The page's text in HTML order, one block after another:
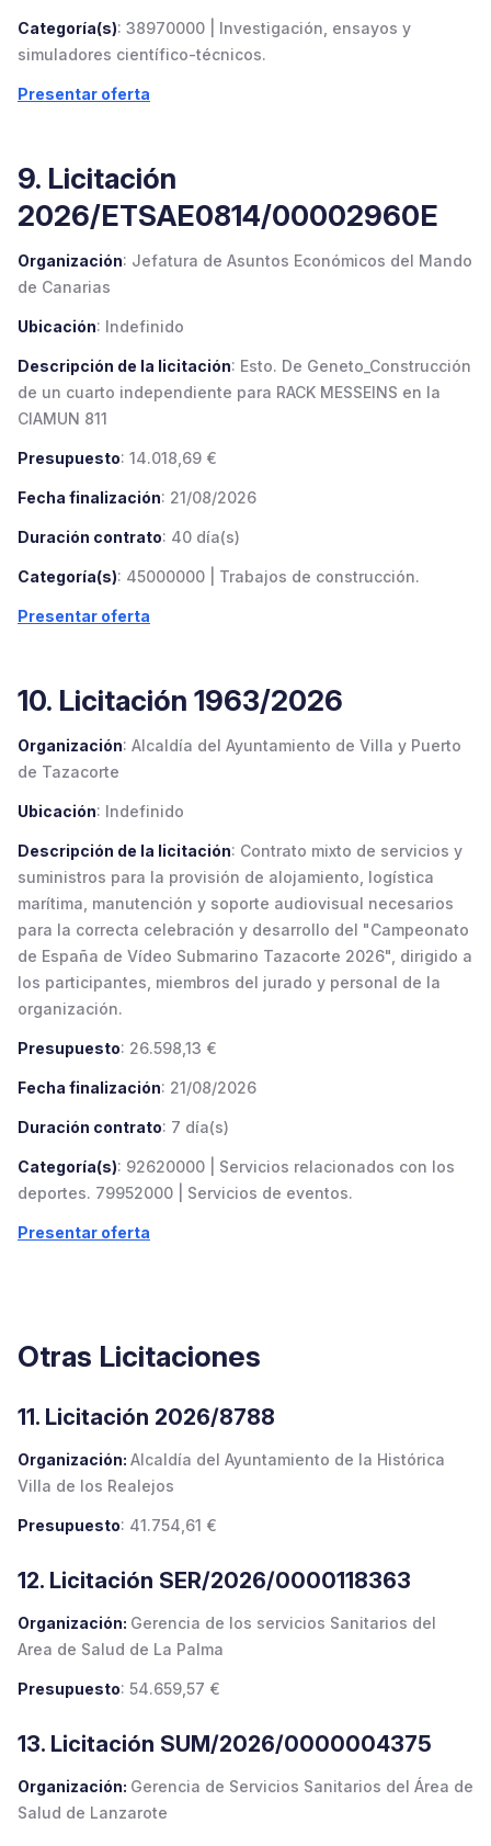
Categoría(s): 38970000 | Investigación, ensayos y
simuladores científico-técnicos.
Presentar oferta
9. Licitación
2026/ETSAE0814/00002960E
Organización: Jefatura de Asuntos Económicos del Mando
de Canarias
Ubicación: Indefinido
Descripción de la licitación: Esto. De Geneto_Construcción
de un cuarto independiente para RACK MESSEINS en la
CIAMUN 811
Presupuesto: 14.018,69 €
Fecha finalización: 21/08/2026
Duración contrato: 40 día(s)
Categoría(s): 45000000 | Trabajos de construcción.
Presentar oferta
10. Licitación 1963/2026
Organización: Alcaldía del Ayuntamiento de Villa y Puerto
de Tazacorte
Ubicación: Indefinido
Descripción de la licitación: Contrato mixto de servicios y
suministros para la provisión de alojamiento, logística
marítima, manutención y soporte audiovisual necesarios
para la correcta celebración y desarrollo del "Campeonato
de España de Vídeo Submarino Tazacorte 2026", dirigido a
los participantes, miembros del jurado y personal de la
organización.
Presupuesto: 26.598,13 €
Fecha finalización: 21/08/2026
Duración contrato: 7 día(s)
Categoría(s): 92620000 | Servicios relacionados con los
deportes. 79952000 | Servicios de eventos.
Presentar oferta
Otras Licitaciones
11. Licitación 2026/8788
Organización: Alcaldía del Ayuntamiento de la Histórica
Villa de los Realejos
Presupuesto: 41.754,61 €
12. Licitación SER/2026/0000118363
Organización: Gerencia de los servicios Sanitarios del
Area de Salud de La Palma
Presupuesto: 54.659,57 €
13. Licitación SUM/2026/0000004375
Organización: Gerencia de Servicios Sanitarios del Área de
Salud de Lanzarote